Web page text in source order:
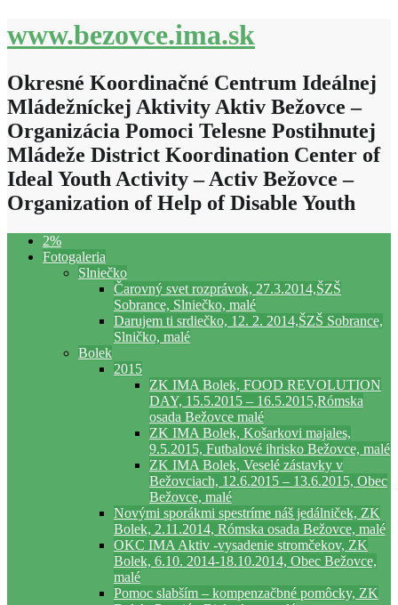
www.bezovce.ima.sk
Okresné Koordinačné Centrum Ideálnej
Mládežníckej Aktivity Aktiv Bežovce –
Organizácia Pomoci Telesne Postihnutej
Mládeže District Koordination Center of
Ideal Youth Activity – Activ Bežovce –
Organization of Help of Disable Youth
2%
Fotogaleria
Slniečko
Čarovný svet rozprávok, 27.3.2014,ŠZŠ
Sobrance, Slniečko, malé
Darujem ti srdiečko, 12. 2. 2014,ŠZŠ Sobrance,
Slničko, malé
Bolek
2015
ZK IMA Bolek, FOOD REVOLUTION
DAY, 15.5.2015 – 16.5.2015,Rómska
osada Bežovce malé
ZK IMA Bolek, Košarkovi majales,
9.5.2015, Futbalové ihrisko Bežovce, malé
ZK IMA Bolek, Veselé zástavky v
Bežovciach, 12.6.2015 – 13.6.2015, Obec
Bežovce, malé
Novými sporákmi spestríme náš jedálniček, ZK
Bolek, 2.11.2014, Rómska osada Bežovce, malé
OKC IMA Aktiv -vysadenie stromčekov, ZK
Bolek, 6.10. 2014-18.10.2014, Obec Bežovce,
malé
Pomoc slabším – kompenzačbné pomôcky, ZK